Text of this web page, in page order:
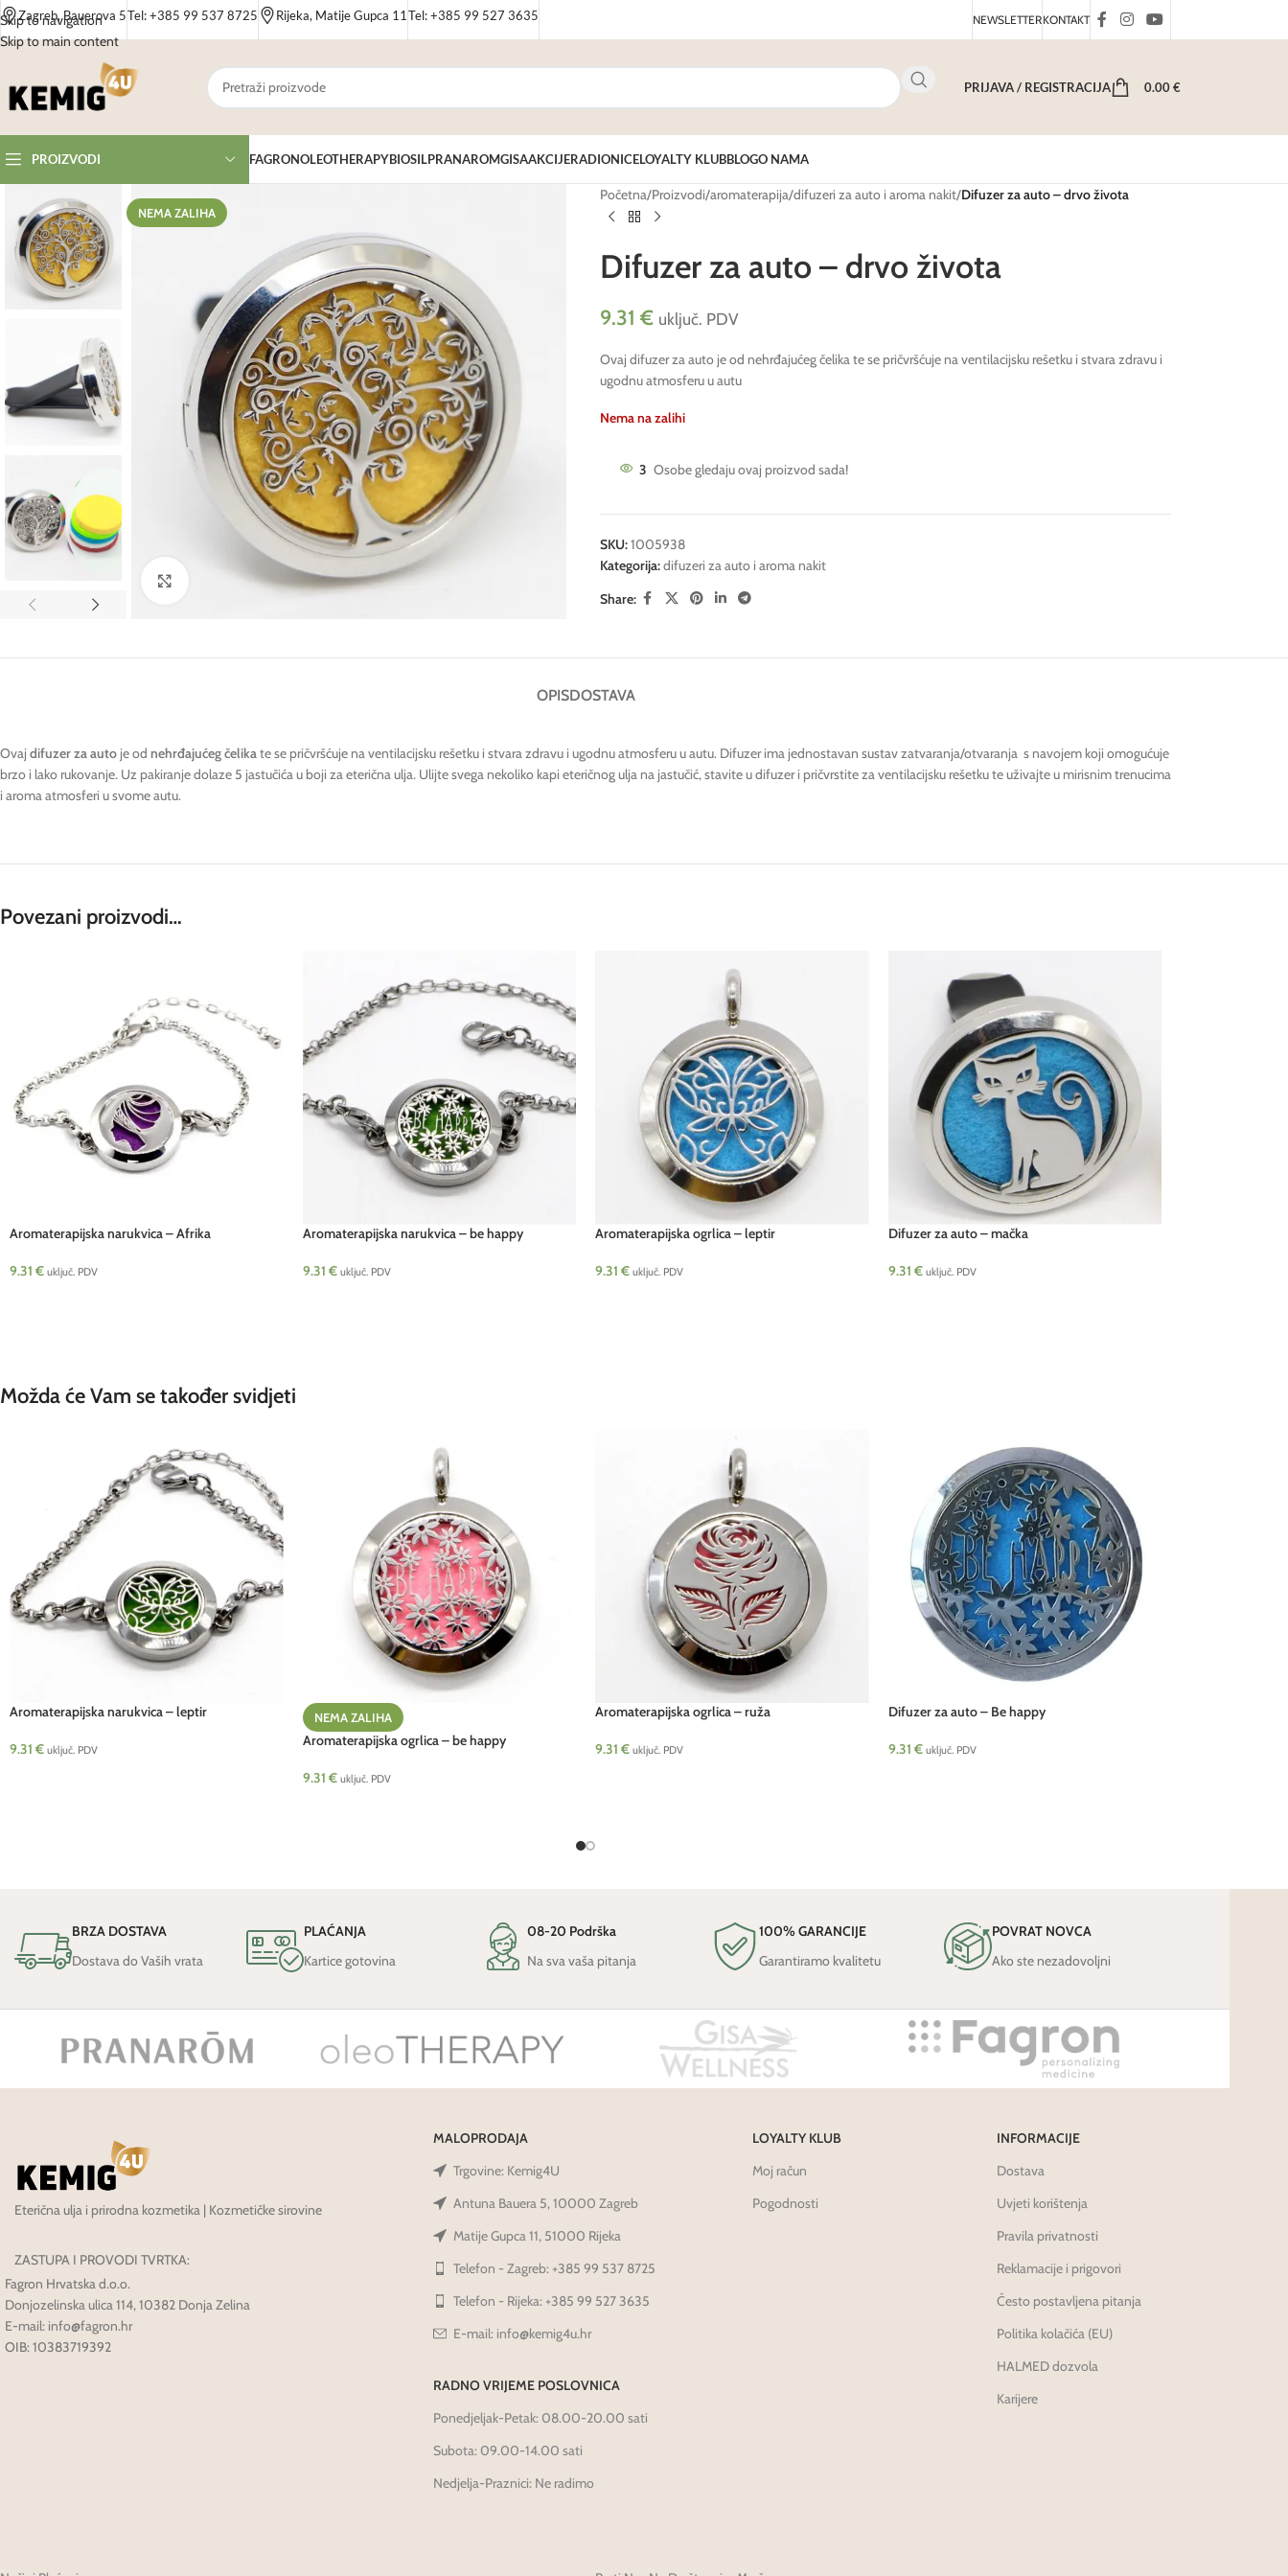
Skip to navigation
Skip to main content
Zagreb, Bauerova 5Tel: +385 99 537 8725 Rijeka, Matije Gupca 11 Tel: +385 99 527 3635 NEWSLETTERKONTAKT
PRIJAVA / REGISTRACIJA 0.00€
PROIZVODI FAGRONOLEOTHERAPYBIOSILPRANAROMGISAAKCIJERADIONICELOYALTY KLUBBLOGO NAMA
NEMA ZALIHA
Click to enlarge
Početna/Proizvodi/aromaterapija/difuzeri za auto i aroma nakit/Difuzer za auto – drvo života
Difuzer za auto – drvo života
9.31€ uključ. PDV
Ovaj difuzer za auto je od nehrđajućeg čelika te se pričvršćuje na ventilacijsku rešetku i stvara zdravu i
ugodnu atmosferu u autu
Nema na zalihi
3 Osobe gledaju ovaj proizvod sada!
SKU:1005938
Kategorija:difuzeri za auto i aroma nakit
Share:
OPISDOSTAVA
Ovaj difuzer za auto je od nehrđajućeg čelikate se pričvršćuje na ventilacijsku rešetku i stvara zdravu i ugodnu atmosferu u autu. Difuzer ima jednostavan sustav zatvaranja/otvaranja s navojem koji omogućuje
brzo i lako rukovanje. Uz pakiranje dolaze 5 jastučića u boji za eterična ulja. Ulijte svega nekoliko kapi eteričnog ulja na jastučić, stavite u difuzer i pričvrstite za ventilacijsku rešetku te uživajte u mirisnim trenucima
i aroma atmosferi u svome autu.
Povezani proizvodi…
Aromaterapijska narukvica – Afrika
9.31 € uključ. PDV
Aromaterapijska narukvica – be happy
9.31 € uključ. PDV
Aromaterapijska ogrlica – leptir
9.31 € uključ. PDV
Difuzer za auto – mačka
9.31 € uključ. PDV
Možda će Vam se također svidjeti
Aromaterapijska narukvica – leptir
9.31 € uključ. PDV
NEMA ZALIHA
Aromaterapijska ogrlica – be happy
9.31 € uključ. PDV
Aromaterapijska ogrlica – ruža
9.31 € uključ. PDV
Difuzer za auto – Be happy
9.31 € uključ. PDV
BRZA DOSTAVA
Dostava do Vaših vrata
PLAĆANJA
Kartice gotovina
08-20 Podrška
Na sva vaša pitanja
100% GARANCIJE
Garantiramo kvalitetu
POVRAT NOVCA
Ako ste nezadovoljni
Eterična ulja i prirodna kozmetika | Kozmetičke sirovine
ZASTUPA I PROVODI TVRTKA:
Fagron Hrvatska d.o.o.
Donjozelinska ulica 114, 10382 Donja Zelina
E-mail: info@fagron.hr
OIB: 10383719392
MALOPRODAJA
Trgovine: Kemig4U
Antuna Bauera 5, 10000 Zagreb
Matije Gupca 11, 51000 Rijeka
Telefon - Zagreb: +385 99 537 8725
Telefon - Rijeka: +385 99 527 3635
E-mail: info@kemig4u.hr
RADNO VRIJEME POSLOVNICA
Ponedjeljak-Petak: 08.00-20.00 sati
Subota: 09.00-14.00 sati
Nedjelja-Praznici: Ne radimo
LOYALTY KLUB
Moj račun
Pogodnosti
INFORMACIJE
Dostava
Uvjeti korištenja
Pravila privatnosti
Reklamacije i prigovori
Često postavljena pitanja
Politika kolačića (EU)
HALMED dozvola
Karijere